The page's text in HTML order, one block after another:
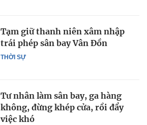
THỜI SỰ
Tạm giữ thanh niên xâm nhập
trái phép sân bay Vân Đồn
Tư nhân làm sân bay, ga hàng
không, đừng khép cửa, rồi đẩy
việc khó